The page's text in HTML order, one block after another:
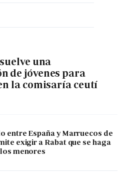
una
de jóvenes para
la comisaría ceutí
entre España y Marruecos de
exigir a Rabat que se haga
menores